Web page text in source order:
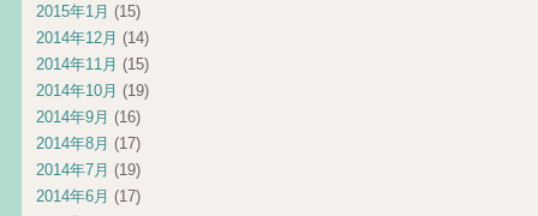
2015年1月 (15)
2014年12月 (14)
2014年11月 (15)
2014年10月 (19)
2014年9月 (16)
2014年8月 (17)
2014年7月 (19)
2014年6月 (17)